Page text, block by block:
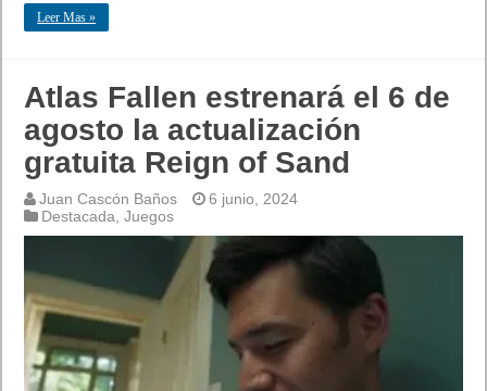
Leer Mas »
Atlas Fallen estrenará el 6 de
agosto la actualización
gratuita Reign of Sand
Juan Cascón Baños
6 junio, 2024
Destacada ,Juegos